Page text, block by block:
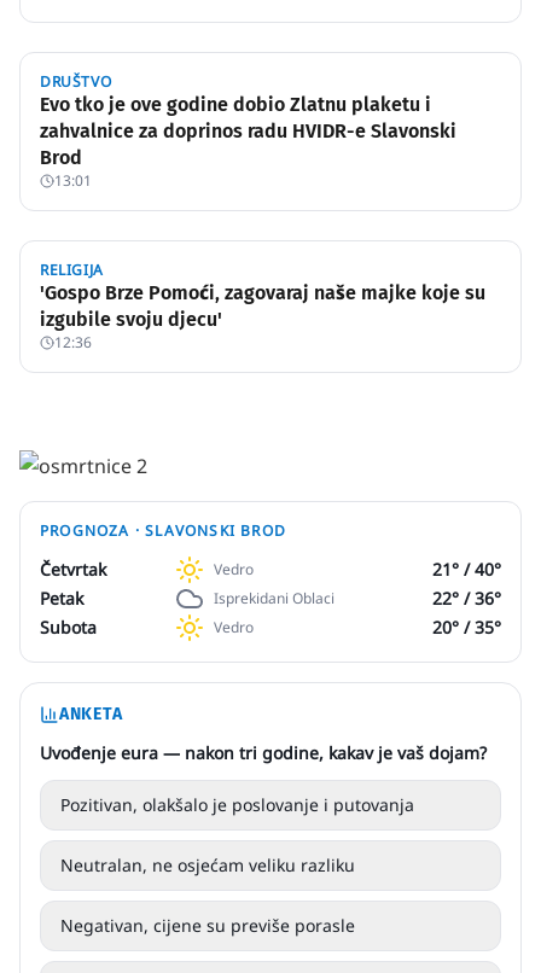
DRUŠTVO
Evo tko je ove godine dobio Zlatnu plaketu i
zahvalnice za doprinos radu HVIDR-e Slavonski
Brod
13:01
RELIGIJA
'Gospo Brze Pomoći, zagovaraj naše majke koje su
izgubile svoju djecu'
12:36
PROGNOZA ·SLAVONSKI BROD
Četvrtak Vedro 21° /40°
Petak
Isprekidani Oblaci 22° /36°
Subota
Vedro 20° /35°
ANKETA
Uvođenje eura — nakon tri godine, kakav je vaš dojam?
Pozitivan, olakšalo je poslovanje i putovanja
Neutralan, ne osjećam veliku razliku
Negativan, cijene su previše porasle